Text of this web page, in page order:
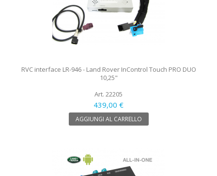
RVC interface LR-946 - Land Rover InControl Touch PRO DUO
10,25"
Art. 22205
439,00 €
AGGIUNGI AL CARRELLO